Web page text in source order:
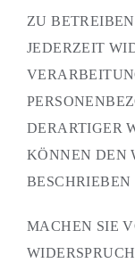
ZU
JEDERZEIT
DERARTIGER
KÖNNEN DEN
MACHEN SIE